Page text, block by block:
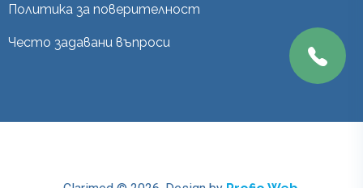
Политика за поверителност
Често задавани въпроси